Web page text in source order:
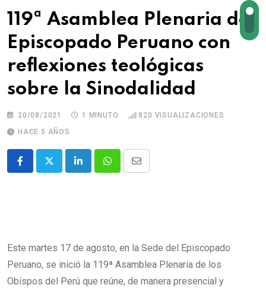
119ª Asamblea Plenaria del
Episcopado Peruano con
reflexiones teológicas
sobre la Sinodalidad
20/08/2021 1 MINUTO 820 VISUALIZACIONES
HACE 5 AÑOS
Este martes 17 de agosto, en la Sede del Episcopado
Peruano, se inició la 119ª Asamblea Plenaria de los
Obispos del Perú que reúne, de manera presencial y